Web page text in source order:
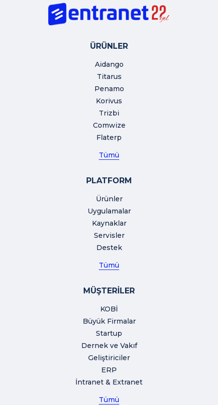
ÜRÜNLER
Aidango
Titarus
Penamo
Korivus
Trizbi
Comwize
Flaterp
Tümü
PLATFORM
Ürünler
Uygulamalar
Kaynaklar
Servisler
Destek
Tümü
MÜŞTERİLER
KOBİ
Büyük Firmalar
Startup
Dernek ve Vakıf
Geliştiriciler
ERP
İntranet & Extranet
Tümü